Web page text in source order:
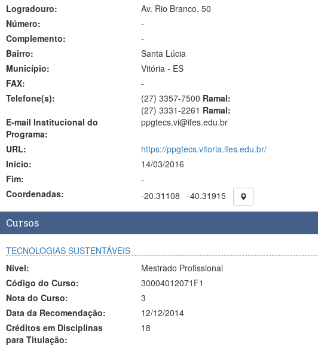
Logradouro:
Av. Rio Branco, 50
Número:
-
Complemento:
-
Bairro:
Santa Lúcia
Município:
Vitória - ES
FAX:
-
Telefone(s):
(27) 3357-7500 Ramal:
(27) 3331-2261 Ramal:
E-mail Institucional do
Programa:
ppgtecs.vi@ifes.edu.br
URL:
https://ppgtecs.vitoria.ifes.edu.br/
Início:
14/03/2016
Fim:
-
Coordenadas:
-20.31108 -40.31915
Cursos
TECNOLOGIAS SUSTENTÁVEIS
Nível:
Mestrado Profissional
Código do Curso:
30004012071F1
Nota do Curso:
3
Data da Recomendação:
12/12/2014
Créditos em Disciplinas
para Titulação:
18